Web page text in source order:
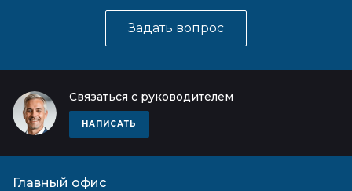
Задать вопрос
Связаться с руководителем
НАПИСАТЬ
Главный офис